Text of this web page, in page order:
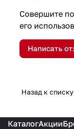
Совершите
его
Написать
Назад к списку
КаталогАкции